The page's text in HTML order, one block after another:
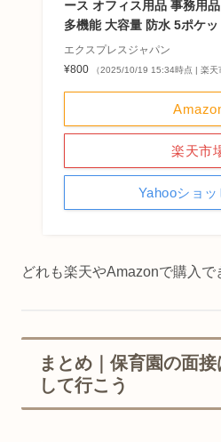
ース オフィス用品 事務用
多機能 大容量 防水 5ポケ
エクスプレスジャパン
¥800
（2025/10/19 15:34時点 | 楽天
楽天市
Yahooショ
どれも楽天やAmazonで購入で
まとめ｜保育園の面
して行こう